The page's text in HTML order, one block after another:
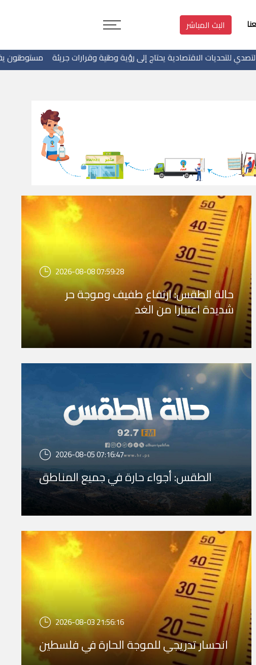
البث المباشر
مستوطنون يقتحمون بلدة بيت يحتاج إلى رؤية وطنية وقرارات جريئة
2026-08-08 07:59:28
حالة الطقس: ارتفاع طفيف وموجة حر
شديدة اعتبارا من الغد
2026-08-05 07:16:47
الطقس: أجواء حارة في جميع المناطق
2026-08-03 21:56:16
انحسار تدريجي للموجة الحارة في فلسطين